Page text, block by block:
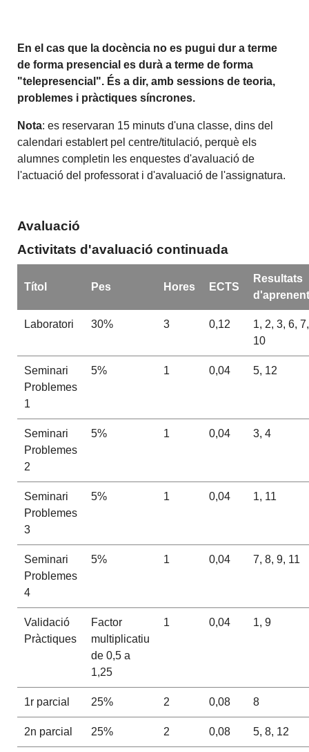
En el cas que la docència no es pugui dur a terme
de forma presencial es durà a terme de forma
"telepresencial". És a dir, amb sessions de teoria,
problemes i pràctiques síncrones.
Nota: es reservaran 15 minuts d'una classe, dins del
calendari establert pel centre/titulació, perquè els
alumnes completin les enquestes d'avaluació de
l'actuació del professorat i d'avaluació de l'assignatura.
Avaluació
Activitats d'avaluació continuada
Títol Pes Hores ECTS
Resultats
Laboratori 30% 3 0,12
1, 2, 3, 6,
10
Seminari
Problemes
1
5% 1 0,04 5, 12
Seminari
Problemes
2
5% 1 0,04 3, 4
Seminari
Problemes
3
5% 1 0,04 1, 11
Seminari
Problemes
4
5% 1 0,04 7, 8, 9, 11
Validació
Pràctiques
Factor
multiplicatiu
de 0,5 a
1,25
1 0,04 1, 9
1r parcial 25% 2 0,08 8
2n parcial 25% 2 0,08 5, 8, 12